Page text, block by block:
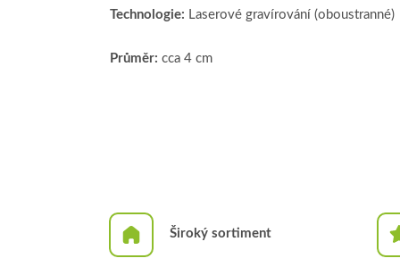
Technologie: Laserové gravírování (oboustranné)
Průměr: cca 4 cm
Široký sortiment